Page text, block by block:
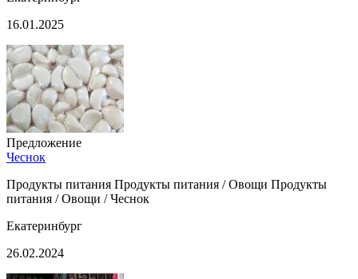
16.01.2025
Предложение
Чеснок
Продукты питания Продукты питания / Овощи Продукты
питания / Овощи / Чеснок
Екатеринбург
26.02.2024